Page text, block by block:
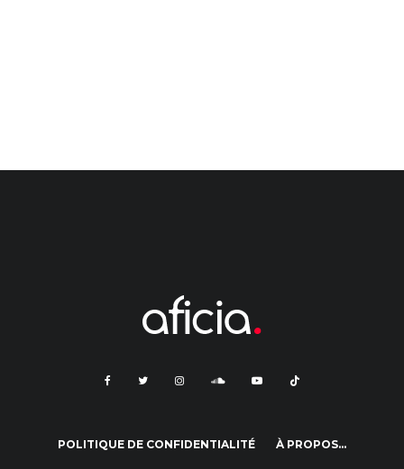
POLITIQUE DE CONFIDENTIALITÉ À PROPOS…